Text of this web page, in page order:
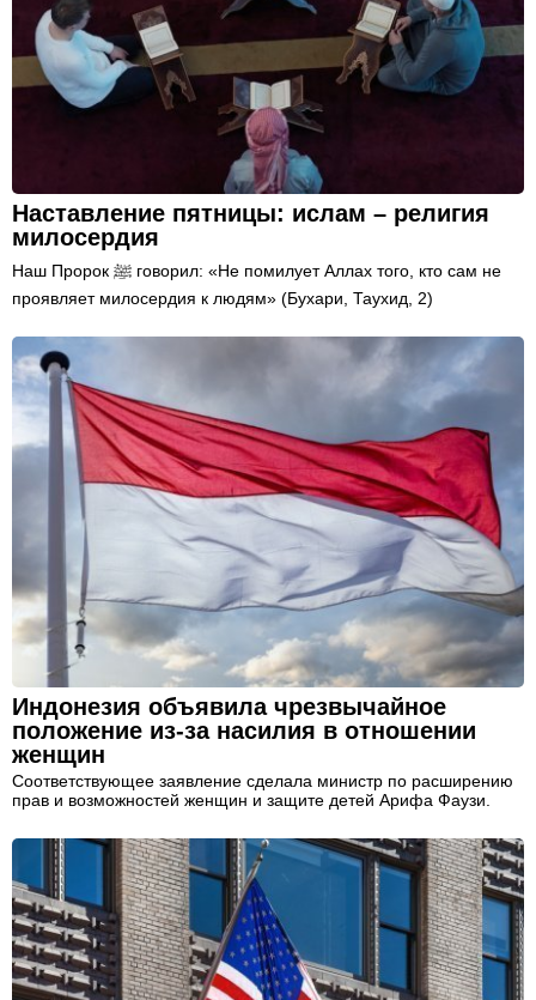
Наставление пятницы: ислам – религия
милосердия
Наш Пророк ﷺ говорил: «Не помилует Аллах того, кто сам не
проявляет милосердия к людям» (Бухари, Таухид, 2)
Индонезия объявила чрезвычайное
положение из-за насилия в отношении
женщин
Соответствующее заявление сделала министр по расширению
прав и возможностей женщин и защите детей Арифа Фаузи.